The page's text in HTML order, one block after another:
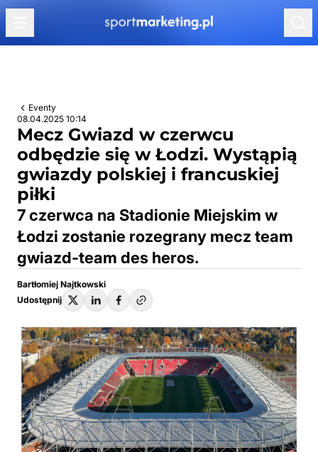
Przejdź do treści
Eventy
08.04.2025 10:14
Mecz Gwiazd w czerwcu
odbędzie się w Łodzi. Wystąpią
gwiazdy polskiej i francuskiej
piłki
7 czerwca na Stadionie Miejskim w
Łodzi zostanie rozegrany mecz team
gwiazd-team des heros.
Bartłomiej Najtkowski
Udostępnij